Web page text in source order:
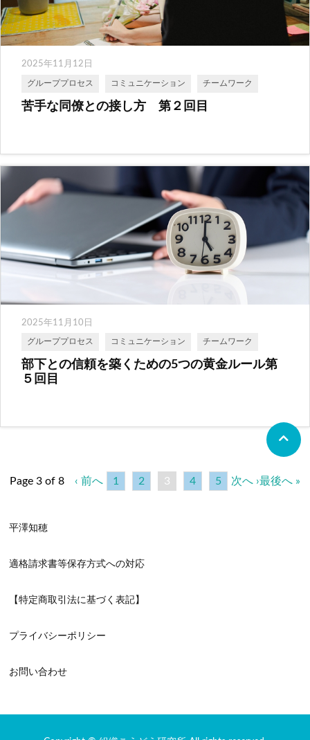
2025年11月12日
グループプロセス コミュニケーション チームワーク
苦手な同僚との接し方 第２回目
2025年11月10日
グループプロセス コミュニケーション チームワーク
部下との信頼を築くための5つの黄金ルール第
５回目
Page 3 of 8 ‹ 前へ 1 2 3 4 5 次へ ›最後へ »
平澤知穂
適格請求書等保存方式への対応
【特定商取引法に基づく表記】
プライバシーポリシー
お問い合わせ